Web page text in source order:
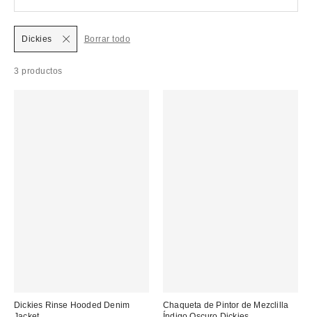
3 productos
Dickies Borrar todo
Dickies Rinse Hooded Denim
Chaqueta de Pintor de Mezclilla